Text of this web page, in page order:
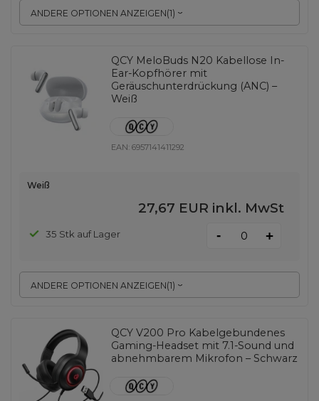
ANDERE OPTIONEN ANZEIGEN(1)
QCY MeloBuds N20 Kabellose In-
Ear-Kopfhörer mit
Geräuschunterdrückung (ANC) –
Weiß
EAN:6957141411292
ANDERE OPTIONEN ANZEIGEN(1)
Weiß
27,67 EUR inkl. MwSt
35 Stk auf Lager - +
QCY V200 Pro Kabelgebundenes
Gaming-Headset mit 7.1-Sound und
abnehmbarem Mikrofon – Schwarz